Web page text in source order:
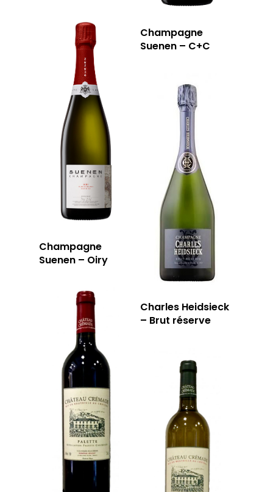
Champagne
Suenen – C+C
Champagne
Suenen – Oiry
Charles Heidsieck
– Brut réserve